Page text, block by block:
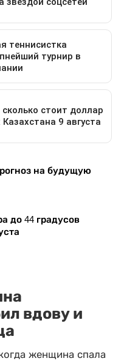
на будущую
до 44 градусов
вдову и
женщина спала